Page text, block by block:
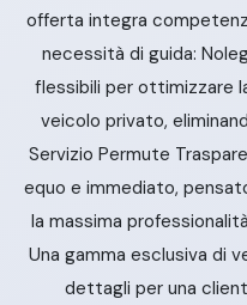
offerta integra
necessità di guida:
flessibili per ottimizzare
veicolo privato,
Servizio Permute
equo e immediato,
la massima
Una gamma esclusiva di
dettagli per una